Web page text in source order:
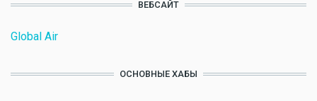
ВЕБСАЙТ
Global Air
ОСНОВНЫЕ ХАБЫ